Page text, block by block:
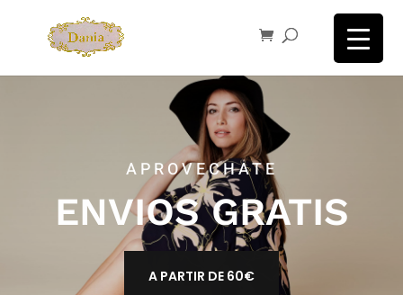
APROVECHATE
ENVIOS GRATIS
A PARTIR DE 60€